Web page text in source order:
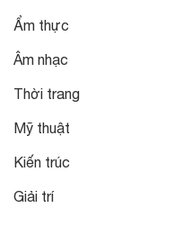
Ẩm thực
Âm nhạc
Thời trang
Mỹ thuật
Kiến trúc
Giải trí